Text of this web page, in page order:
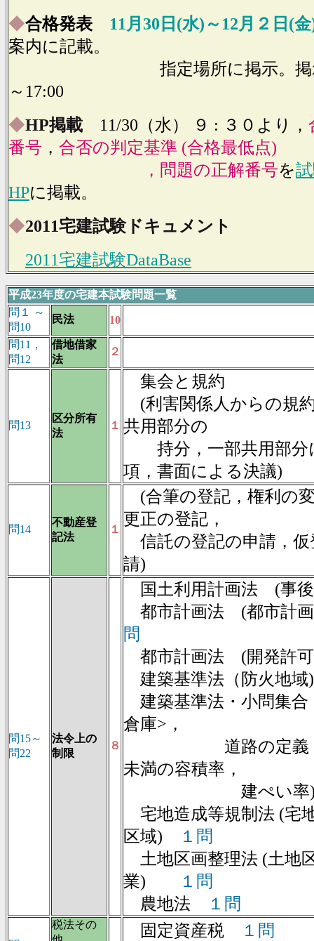
◆合格発表
11月30日(水)～12月２日(
案内に記載。
指定場所に掲示。掲示
～17:00
◆HP掲載 11/30（水） ９ : ３０より，
番号 ， 合否の判定基準 (合格最低点)
，問題の正解番号を
HPに掲載。
◆2011宅建試験ドキュメント
2011宅建試験DataBase
平成23年度の宅建本試験問題一覧
問１ ～
問10
民法 10
問11，
問12
借地借家
法
２
問13
区分所有
法
１
集会と規約
(利害関係人からの規
共用部分の
持分，一部共用部分
項，書面による決議)
問14
不動産登
記法
１
(合筆の登記，権利の
更正の登記，
信託の登記の申請，仮
請)
問15～
問22
法令上の
制限
８
国土利用計画法 (事
都市計画法 (都市計
問
都市計画法 (開発許
建築基準法（防火地
建築基準法・小問集
倉庫>，
道路の定義，前
未満の容積率，
建ぺい率)
宅地造成等規制法 (宅
区域)
１問
土地区画整理法 (土地
業)
１問
農地法
１問
税法その
固定資産税 １問